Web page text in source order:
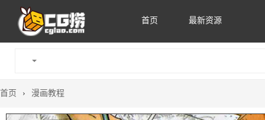
首页 最新资源
首页 › 漫画教程